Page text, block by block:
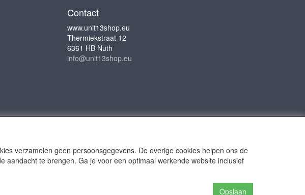
Contact
www.unit13shop.eu
Thermiekstraat 12
6361 HB Nuth
info@unit13shop.eu
verzamelen geen persoonsgegevens. De overige cookies helpen ons de
te brengen. Ga je voor een optimaal werkende website inclusief
Opslaan